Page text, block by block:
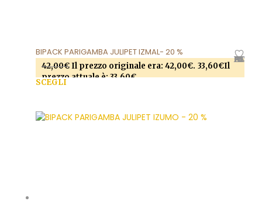
AGGIUNGI ALLA LISTA DEI DESIDERI
BIPACK PARIGAMBA JULIPET IZMAL- 20 %
42,00€ Il prezzo originale era: 42,00€. 33,60€Il
prezzo attuale è: 33,60€.
SCEGLI
possono essere scelte nella pagina del prodotto